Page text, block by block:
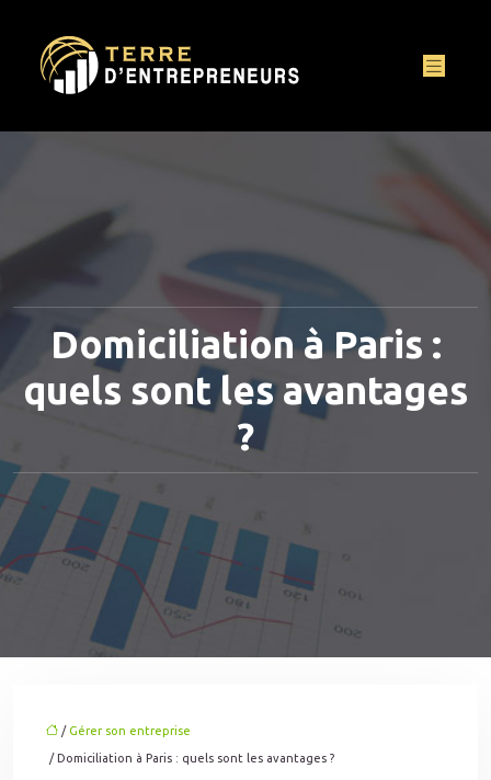
Domiciliation à Paris :
quels sont les avantages
?
/ Gérer son entreprise
/ Domiciliation à Paris : quels sont les avantages ?